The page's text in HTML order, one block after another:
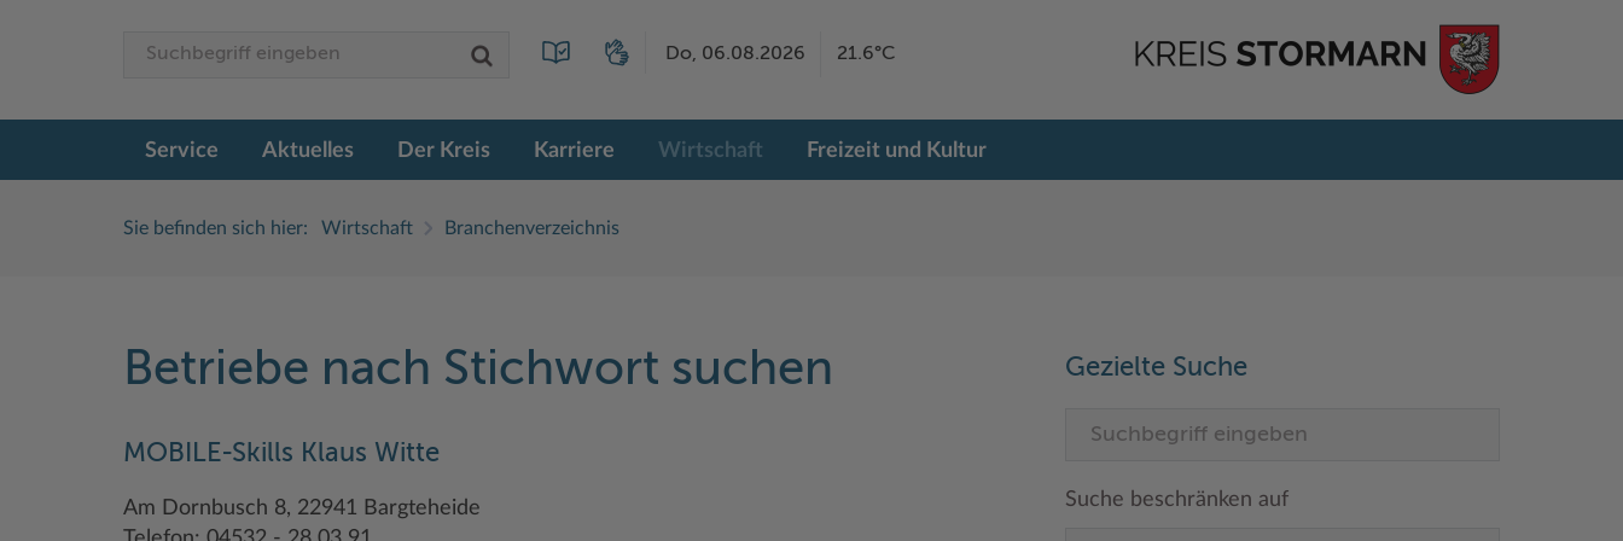
Do, 06.08.2026 21.6°C
Service Aktuelles Der Kreis Karriere Wirtschaft Freizeit und Kultur
Sie befinden sich hier: Wirtschaft Branchenverzeichnis
Betriebe nach Stichwort suchen
MOBILE-Skills Klaus Witte
Am Dornbusch 8, 22941 Bargteheide
Gezielte Suche
Suche beschränken auf